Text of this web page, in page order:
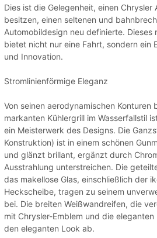
Dies ist die Gelegenheit, einen Chrysler
besitzen, einen seltenen und
Automobildesign neu definierte. Dieses
bietet nicht nur eine Fahrt, sondern ein
und Innovation.
Stromlinienförmige Eleganz
Von seinen aerodynamischen Konturen
markanten Kühlergrill im Wasserfallstil
ein Meisterwerk des Designs. Die
Konstruktion) ist in einem schönen
und glänzt brillant, ergänzt durch
Ausstrahlung unterstreichen. Die
das makellose Glas, einschließlich der
Heckscheibe, tragen zu seinem
bei. Die breiten Weißwandreifen, die
mit Chrysler-Emblem und die
den eleganten Look ab.